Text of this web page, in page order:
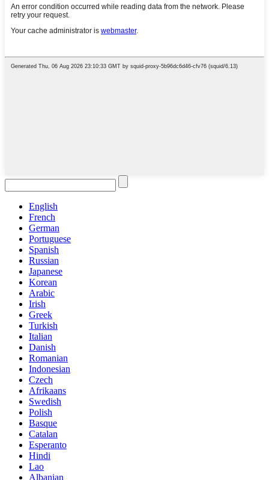
English
French
German
Portuguese
Spanish
Russian
Japanese
Korean
Arabic
Irish
Greek
Turkish
Italian
Danish
Romanian
Indonesian
Czech
Afrikaans
Swedish
Polish
Basque
Catalan
Esperanto
Hindi
Lao
Albanian